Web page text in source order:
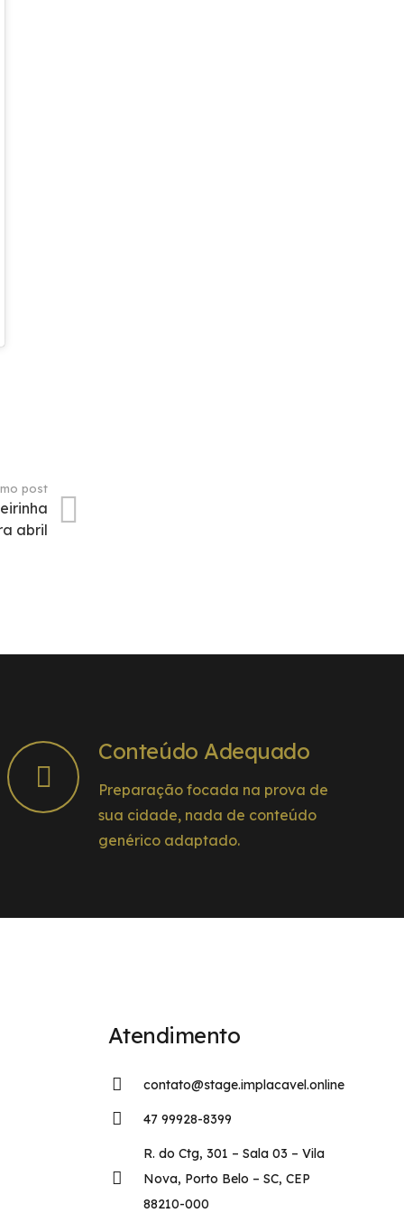
post
abril
Conteúdo Adequado
Preparação focada na prova de
sua cidade, nada de conteúdo
genérico adaptado.
Atendimento
contato@stage.implacavel.online
47 99928-8399
R. do Ctg, 301 – Sala 03 – Vila
Nova, Porto Belo – SC, CEP
88210-000